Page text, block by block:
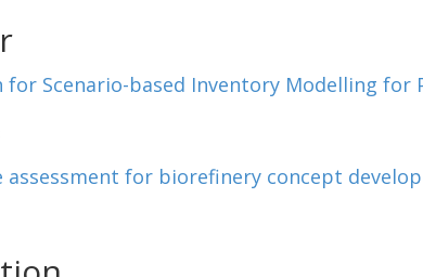
for Scenario-based Inventory Modelling for
assessment for biorefinery concept